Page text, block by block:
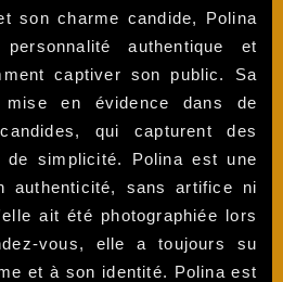
son charme candide, Polina
authentique et
captiver son public. Sa
mise en évidence dans de
qui capturent des
de simplicité. Polina est une
authenticité, sans artifice ni
ait été photographiée lors
vous, elle a toujours su
et à son identité. Polina est